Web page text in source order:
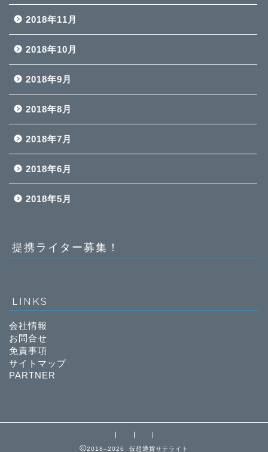
2018年11月
2018年10月
2018年9月
2018年8月
2018年7月
2018年6月
2018年5月
提携ライター募集！
LINKS
会社情報
お問合せ
免責事項
サイトマップ
PARTNER
2018–2026 仮想通貨サテライト